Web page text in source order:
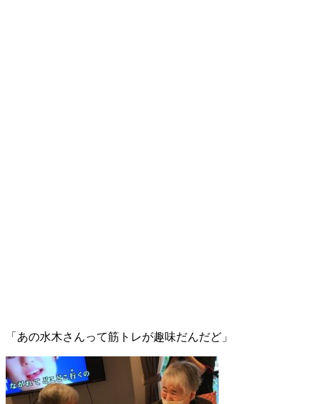
「あの水木さんって筋トレが趣味だんだど」